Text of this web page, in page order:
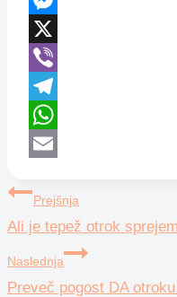
Messenger
X
Viber
Telegram
WhatsApp
Navigacija
prispevka
Prejšnja
Ali je tepež otrok
Naslednja
Preveč pogost DA